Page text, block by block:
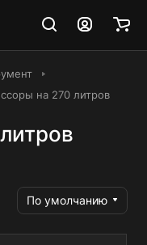
на 270 литров
По умолчанию